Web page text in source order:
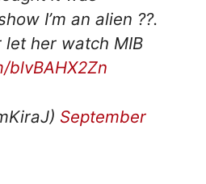
I’m an alien ??.
let her watch MIB
blvBAHX2Zn
September